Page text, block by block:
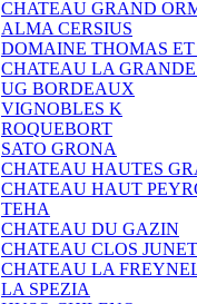
CHATEAU GRAND
ALMA CERSIUS
DOMAINE THOMAS ET
CHATEAU LA
UG BORDEAUX
VIGNOBLES K
ROQUEBORT
SATO GRONA
CHATEAU HAUTES
CHATEAU HAUT
TEHA
CHATEAU DU GAZIN
CHATEAU CLOS JUNET
CHATEAU LA
LA SPEZIA